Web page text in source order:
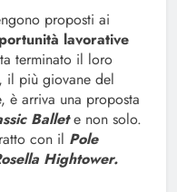
proposti ai
lavorative
terminato il loro
il più giovane del
è arriva una proposta
Ballete non solo.
con il Pole
Hightower.